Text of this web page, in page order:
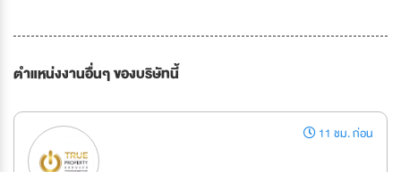
ตำแหน่งงานอื่นๆ ของบริษัทนี้
11 ชม. ก่อน